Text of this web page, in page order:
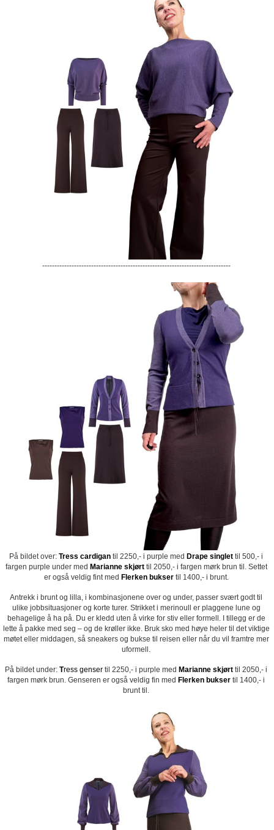
-----------------------------------------------------------------------------
På bildet over: Tress cardigan til 2250,- i purple med Drape singlet til 500,- i
fargen purple under med Marianne skjørttil 2050,- i fargen mørk brun til. Settet
er også veldig fint med Flerken buksertil 1400,- i brunt.
Antrekk i brunt og lilla, i kombinasjonene over og under, passer svært godt til
ulike jobbsituasjoner og korte turer. Strikket i merinoull er plaggene lune og
behagelige å ha på. Du er kledd uten å virke for stiv eller formell. I tillegg er de
lette å pakke med seg – og de krøller ikke. Bruk sko med høye heler til det viktige
møtet eller middagen, så sneakers og bukse til reisen eller når du vil framtre mer
uformell.
På bildet under: Tress genser til 2250,- i purple med Marianne skjørt til 2050,- i
fargen mørk brun. Genseren er også veldig fin med Flerken bukser til 1400,- i
brunt til.